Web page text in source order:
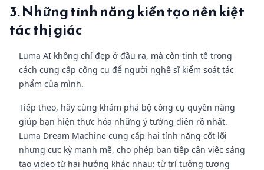
3. Những tính năng kiến tạo nên kiệt
tác thị giác
Luma AI không chỉ đẹp ở đầu ra, mà còn tinh tế trong
cách cung cấp công cụ để người nghệ sĩ kiểm soát tác
phẩm của mình.
Tiếp theo, hãy cùng khám phá bộ công cụ quyền năng
giúp bạn hiện thực hóa những ý tưởng điên rồ nhất.
Luma Dream Machine cung cấp hai tính năng cốt lõi
nhưng cực kỳ mạnh mẽ, cho phép bạn tiếp cận việc sáng
tạo video từ hai hướng khác nhau: từ trí tưởng tượng